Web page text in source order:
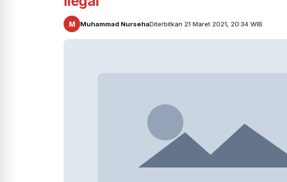
M Muhammad NursehaDiterbitkan 21 Maret 2021, 20:34 WIB